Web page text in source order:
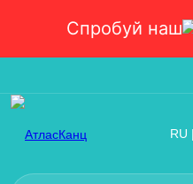
Спробуй наш
RU |